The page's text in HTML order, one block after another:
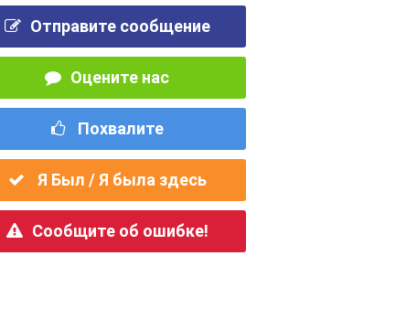
Отправите сообщение
Оцените нас
Похвалите
Я Был / Я была здесь
Сообщите об ошибке!